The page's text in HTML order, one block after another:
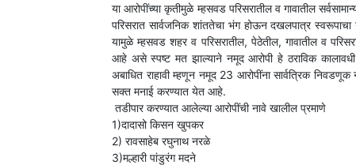
या आरोपींच्या कृतीमुळे म्हसवड परिसरातील व गावातील
परिसरात सार्वजनिक शांततेचा भंग होऊन दखलपात्र
यामुळे म्हसवड शहर व परिसरातील, पेठेतील, गावातील व
आहे असे स्पष्ट मत झाल्याने नमूद आरोपी हे ठराविक कालावधी
अबाधित राहावी म्हणून नमूद 23 आरोपींना सार्वत्रिक
सक्त मनाई करण्यात येत आहे.
तडीपार करण्यात आलेल्या आरोपींची नावे खालील प्रमाणे
1)दादासो किसन खुपकर
2) रावसाहेब रघुनाथ नरळे
3)मल्हारी पांडुरंग मदने